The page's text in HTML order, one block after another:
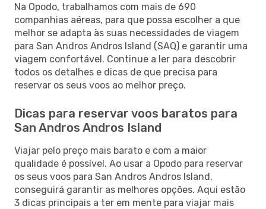
Na Opodo, trabalhamos com mais de 690
companhias aéreas, para que possa escolher a que
melhor se adapta às suas necessidades de viagem
para San Andros Andros Island (SAQ) e garantir uma
viagem confortável. Continue a ler para descobrir
todos os detalhes e dicas de que precisa para
reservar os seus voos ao melhor preço.
Dicas para reservar voos baratos para
San Andros Andros Island
Viajar pelo preço mais barato e com a maior
qualidade é possível. Ao usar a Opodo para reservar
os seus voos para San Andros Andros Island,
conseguirá garantir as melhores opções. Aqui estão
3 dicas principais a ter em mente para viajar mais